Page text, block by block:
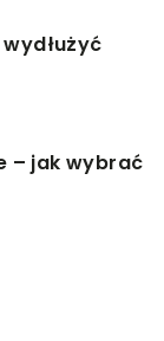
– jak wybrać